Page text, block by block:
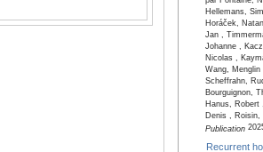
Hellemans,
Horáček,
Jan ,
Johanne ,
Nicolas ,
Wang, Menglin
Scheffrahn,
Bourguignon,
Hanus, Robert
Denis , Roisin,
Publication
Recurrent